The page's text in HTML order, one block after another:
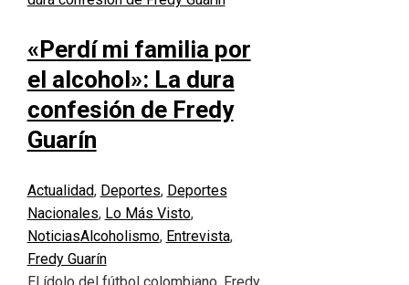
«Perdí mi familia por
el alcohol»: La dura
confesión de Fredy
Guarín
Actualidad, Deportes, Deportes
Nacionales, Lo Más Visto,
NoticiasAlcoholismo, Entrevista,
Fredy Guarín